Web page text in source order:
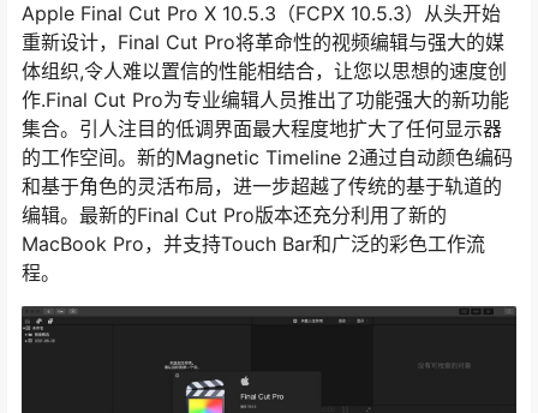
Apple Final Cut Pro X 10.5.3（FCPX 10.5.3）从头开始
重新设计，Final Cut Pro将革命性的视频编辑与强大的媒
体组织,令人难以置信的性能相结合，让您以思想的速度创
作.Final Cut Pro为专业编辑人员推出了功能强大的新功能
集合。引人注目的低调界面最大程度地扩大了任何显示器
的工作空间。新的Magnetic Timeline 2通过自动颜色编码
和基于角色的灵活布局，进一步超越了传统的基于轨道的
编辑。最新的Final Cut Pro版本还充分利用了新的
MacBook Pro，并支持Touch Bar和广泛的彩色工作流
程。